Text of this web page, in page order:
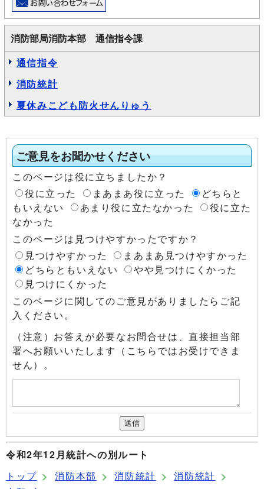
消防部局消防本部 通信指令課
通信指令
消防統計
夏休みこども防火せんりゅう
ご意見をお聞かせください
このページは役に立ちましたか？
役に立った
まあまあ役に立った
どちらと
もいえない
あまり役に立たなかった
役に立た
なかった
このページは見つけやすかったですか？
見つけやすかった
まあまあ見つけやすかった
どちらともいえない
やや見つけにくかった
見つけにくかった
このページに関してのご意見がありましたらご記
入ください。
（注意）お答えが必要なお問合せは、直接担当部
署へお願いいたします（こちらではお受けできま
せん）。
令和2年12月統計への別ルート
トップ
消防本部 消防統計
消防統計